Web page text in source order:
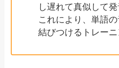
し遅れて真似して
これにより、単語
結びつけるトレーニ